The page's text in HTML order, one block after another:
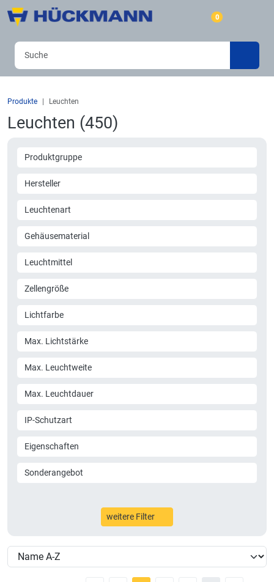
0
Produkte Leuchten
Leuchten (450)
Produktgruppe
Hersteller
Leuchtenart
Gehäusematerial
Leuchtmittel
Zellengröße
Lichtfarbe
Max. Lichtstärke
Max. Leuchtweite
Max. Leuchtdauer
IP-Schutzart
Eigenschaften
Sonderangebot
weitere Filter